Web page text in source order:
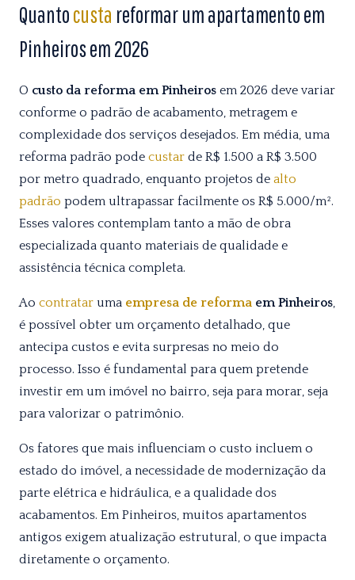
Quantocusta reformar um apartamento em
Pinheiros em 2026
O custo da reforma em Pinheiros em 2026 deve variar
conforme o padrão de acabamento, metragem e
complexidade dos serviços desejados. Em média, uma
reforma padrão pode custar de R$ 1.500 a R$ 3.500
por metro quadrado, enquanto projetos de alto
padrão podem ultrapassar facilmente os R$ 5.000/m².
Esses valores contemplam tanto a mão de obra
especializada quanto materiais de qualidade e
assistência técnica completa.
Ao contratar uma empresa de reforma em Pinheiros,
é possível obter um orçamento detalhado, que
antecipa custos e evita surpresas no meio do
processo. Isso é fundamental para quem pretende
investir em um imóvel no bairro, seja para morar, seja
para valorizar o patrimônio.
Os fatores que mais influenciam o custo incluem o
estado do imóvel, a necessidade de modernização da
parte elétrica e hidráulica, e a qualidade dos
acabamentos. Em Pinheiros, muitos apartamentos
antigos exigem atualização estrutural, o que impacta
diretamente o orçamento.